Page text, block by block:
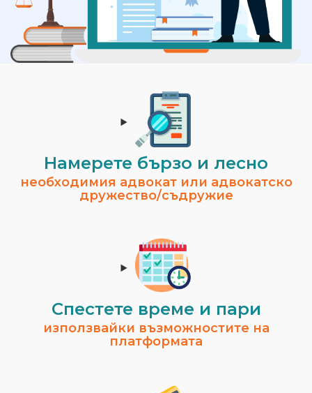
Намерете бързо и лесно
необходимия адвокат или адвокатско
дружество/съдружие
Спестeте време и пари
използвайки възможностите на
платформата